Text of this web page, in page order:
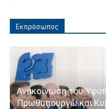
Εκπρόσωπος
Ανακοίνωση του
Πρωθυπουργώ και